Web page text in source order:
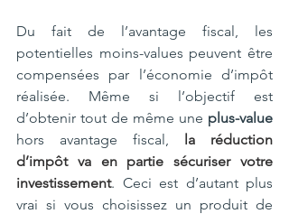
Du fait de l’avantage fiscal, les
potentielles moins-values peuvent être
compensées par l’économie d’impôt
réalisée. Même si l’objectif est
d’obtenir tout de même une plus-value
hors avantage fiscal, la réduction
d’impôt va en partie sécuriser votre
investissement. Ceci est d’autant plus
vrai si vous choisissez un produit de